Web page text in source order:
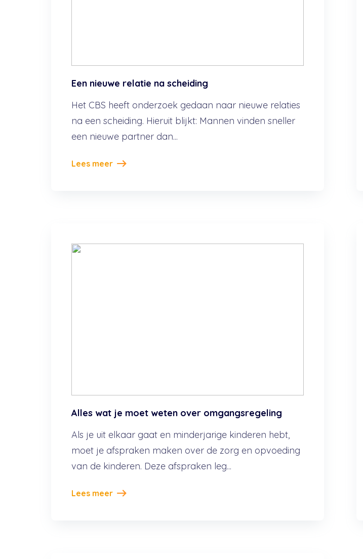
Een nieuwe relatie na scheiding
Het CBS heeft onderzoek gedaan naar nieuwe relaties
na een scheiding. Hieruit blijkt: Mannen vinden sneller
een nieuwe partner dan...
Lees meer
Alles wat je moet weten over omgangsregeling
Als je uit elkaar gaat en minderjarige kinderen hebt,
moet je afspraken maken over de zorg en opvoeding
van de kinderen. Deze afspraken leg...
Lees meer